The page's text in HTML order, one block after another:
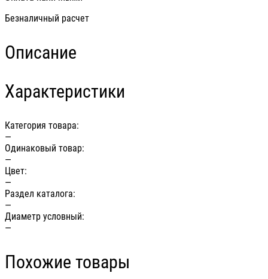
Безналичный расчет
Описание
Характеристики
Категория товара:
—
Одинаковый товар:
—
Цвет:
—
Раздел каталога:
—
Диаметр условный:
—
Похожие товары